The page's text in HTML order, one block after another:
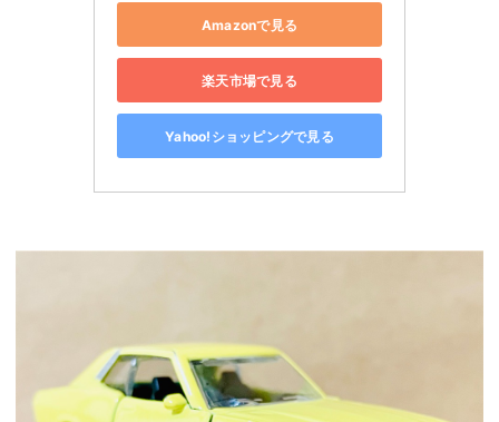
Amazonで見る
楽天市場で見る
Yahoo!ショッピングで見る